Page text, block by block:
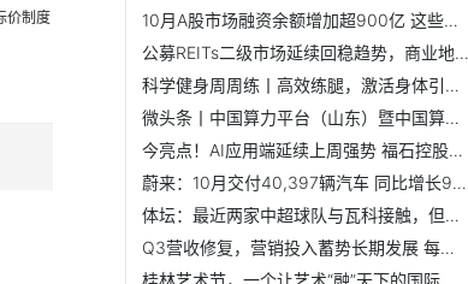
10月A股市场融资余额增加超900亿 这些个股被显著加仓
公募REITs二级市场延续回稳趋势，商业地产发行REITs迎政策利好
科学健身周周练丨高效练腿，激活身体引擎 最资讯
微头条丨中国算力平台（山东）暨中国算谷人工智能公共服务平...
今亮点！AI应用端延续上周强势 福石控股20cm2连板
蔚来：10月交付40,397辆汽车 同比增长92.6%-前沿资讯
体坛：最近两家中超球队与瓦科接触，但尚未谈妥薪资条件 今...
Q3营收修复，营销投入蓄势长期发展 每日消息
桂林艺术节，一个让艺术“融”天下的国际盛会_播报